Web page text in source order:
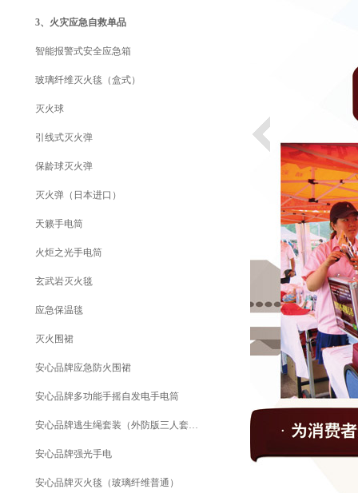
3、火灾应急自救单品
智能报警式安全应急箱
玻璃纤维灭火毯（盒式）
灭火球
引线式灭火弹
保龄球灭火弹
灭火弹（日本进口）
天籁手电筒
火炬之光手电筒
玄武岩灭火毯
应急保温毯
灭火围裙
安心品牌应急防火围裙
安心品牌多功能手摇自发电手电筒
安心品牌逃生绳套装（外防版三人套装）
安心品牌强光手电
安心品牌灭火毯（玻璃纤维普通）